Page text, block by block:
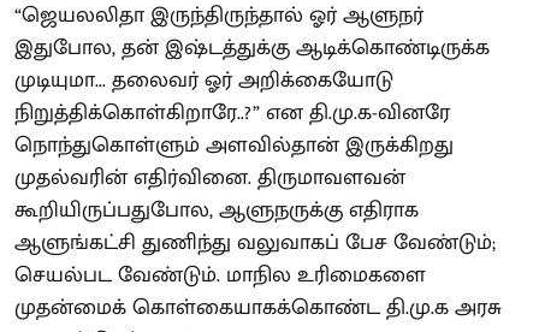
“ஜெயலலிதா இருந்திருந்தால் ஓர் ஆளுநர்
இதுபோல, தன் இஷ்டத்துக்கு ஆடிக்கொண்டிருக்க
முடியுமா... தலைவர் ஓர் அறிக்கையோடு
நிறுத்திக்கொள்கிறாரே..?” என தி.மு.க-வினரே
நொந்துகொள்ளும் அளவில்தான் இருக்கிறது
முதல்வரின் எதிர்வினை. திருமாவளவன்
கூறியிருப்பதுபோல, ஆளுநருக்கு எதிராக
ஆளுங்கட்சி துணிந்து வலுவாகப் பேச வேண்டும்;
செயல்பட வேண்டும். மாநில உரிமைகளை
முதன்மைக் கொள்கையாகக்கொண்ட தி.மு.க அரசு